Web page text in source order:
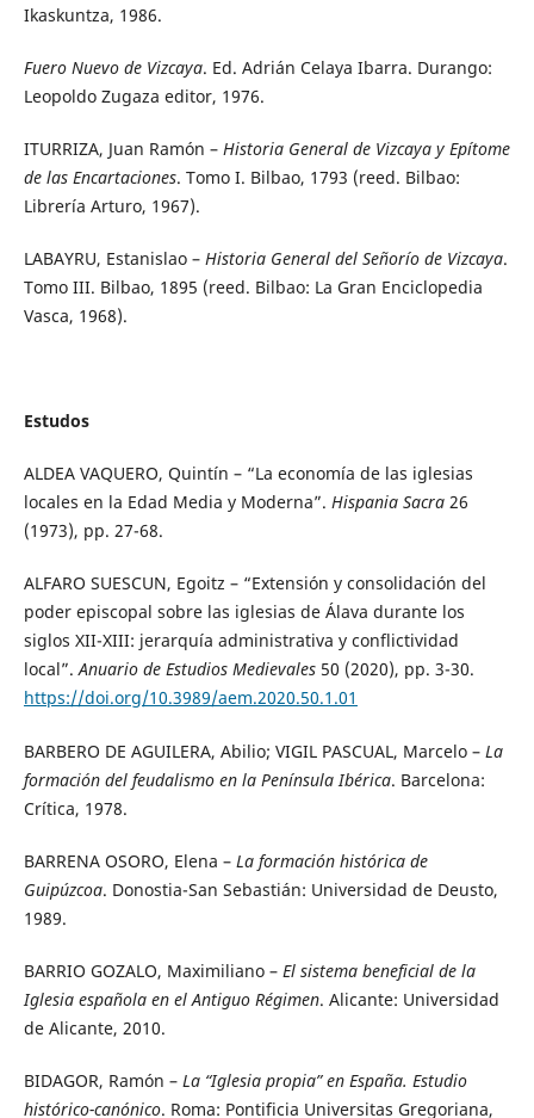
Ikaskuntza, 1986.
Fuero Nuevo de Vizcaya. Ed. Adrián Celaya Ibarra. Durango:
Leopoldo Zugaza editor, 1976.
ITURRIZA, Juan Ramón – Historia General de Vizcaya y Epítome
de las Encartaciones. Tomo I. Bilbao, 1793 (reed. Bilbao:
Librería Arturo, 1967).
LABAYRU, Estanislao – Historia General del Señorío de Vizcaya.
Tomo III. Bilbao, 1895 (reed. Bilbao: La Gran Enciclopedia
Vasca, 1968).
Estudos
ALDEA VAQUERO, Quintín – “La economía de las iglesias
locales en la Edad Media y Moderna”. Hispania Sacra26
(1973), pp. 27-68.
ALFARO SUESCUN, Egoitz – “Extensión y consolidación del
poder episcopal sobre las iglesias de Álava durante los
siglos XII-XIII: jerarquía administrativa y conflictividad
local”.Anuario de Estudios Medievales50 (2020), pp. 3-30.
https://doi.org/10.3989/aem.2020.50.1.01
BARBERO DE AGUILERA, Abilio; VIGIL PASCUAL, Marcelo – La
formación del feudalismo en la Península Ibérica. Barcelona:
Crítica, 1978.
BARRENA OSORO, Elena – La formación histórica de
Guipúzcoa. Donostia-San Sebastián: Universidad de Deusto,
1989.
BARRIO GOZALO, Maximiliano – El sistema beneficial de la
Iglesia española en el Antiguo Régimen. Alicante: Universidad
de Alicante, 2010.
BIDAGOR, Ramón – La “Iglesia propia” en España. Estudio
histórico-canónico. Roma: Pontificia Universitas Gregoriana,